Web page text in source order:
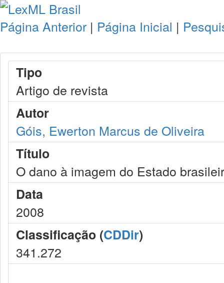
Página Anterior | Página Inicial |
Tipo
Artigo de revista
Autor
Góis, Ewerton Marcus de Oliveira
Título
O dano à imagem do Estado
Data
2008
Classificação (CDDir)
341.272